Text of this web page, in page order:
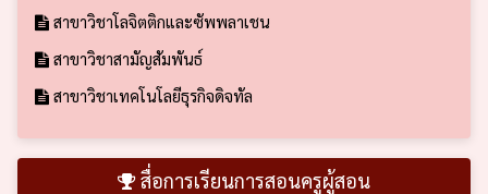
สาขาวิชาโลจิตติกและซัพพลาเชน
สาขาวิชาสามัญสัมพันธ์
สาขาวิชาเทคโนโลยีธุรกิจดิจทัล
สื่อการเรียนการสอนครูผู้สอน